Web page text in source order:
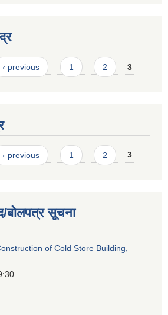
‹ previous 1 2 3
‹ previous 1 2 3
बोलपत्र सूचना
of Cold Store Building,